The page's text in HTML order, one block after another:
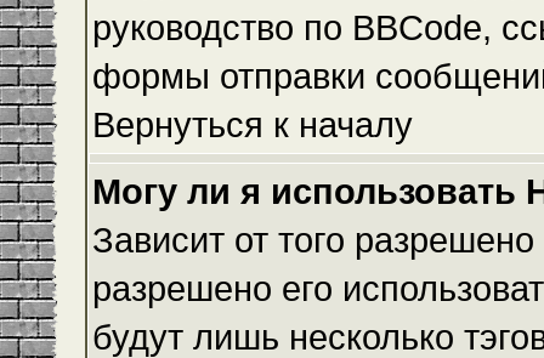
руководство по BBCode,
формы отправки
Вернуться к началу
Могу ли я использовать
Зависит от того
разрешено его
будут лишь несколько